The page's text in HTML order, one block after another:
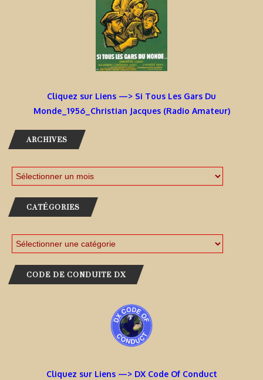
Cliquez sur Liens —> Si Tous Les Gars Du
Monde_1956_Christian Jacques (Radio Amateur)
ARCHIVES
CATÉGORIES
CODE DE CONDUITE DX
Cliquez sur Liens —> DX Code Of Conduct